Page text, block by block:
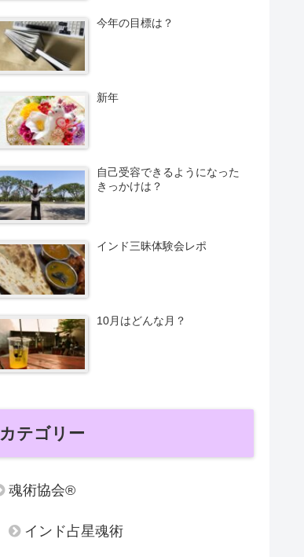
今年の目標は？
新年
自己受容できるようになった
きっかけは？
インド三昧体験会レポ
10月はどんな月？
カテゴリー
魂術協会®
インド占星魂術